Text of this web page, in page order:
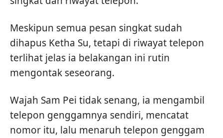
Meskipun semua pesan singkat sudah
dihapus Ketha Su, tetapi di riwayat telepon
terlihat jelas ia belakangan ini rutin
mengontak seseorang.
Wajah Sam Pei tidak senang, ia mengambil
telepon genggamnya sendiri, mencatat
nomor itu, lalu menaruh telepon genggam